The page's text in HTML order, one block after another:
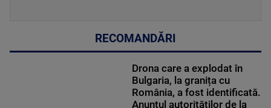
RECOMANDĂRI
Drona care a explodat în
Bulgaria, la granița cu
România, a fost identificată.
Anunțul autorităților de la